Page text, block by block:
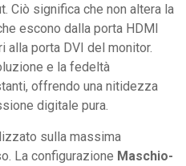
Ciò significa che non altera la
escono dalla porta HDMI
alla porta DVI del monitor.
e la fedeltà
offrendo una nitidezza
digitale pura.
sulla massima
La configurazione Maschio-